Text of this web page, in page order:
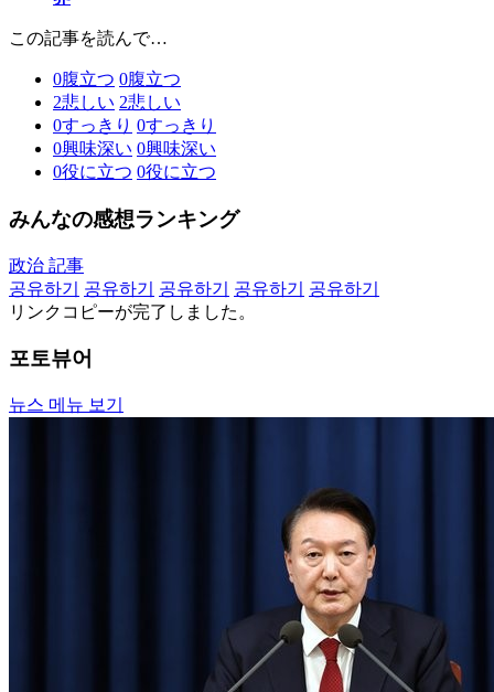
この記事を読んで…
0腹立つ 0腹立つ
2悲しい 2悲しい
0すっきり 0すっきり
0興味深い 0興味深い
0役に立つ 0役に立つ
みんなの感想ランキング
政治 記事
공유하기
공유하기 공유하기 공유하기
공유하기
リンクコピーが完了しました。
포토뷰어
뉴스 메뉴 보기